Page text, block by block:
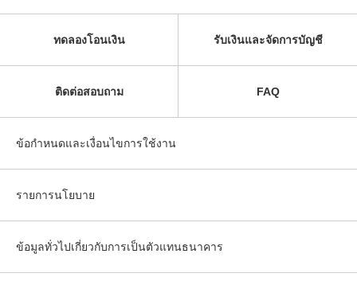
ทดลองโอนเงิน รับเงินและจัดการบัญชี
ติดต่อสอบถาม FAQ
ข้อกำหนดและเงื่อนไขการใช้งาน
รายการนโยบาย
ข้อมูลทั่วไปเกี่ยวกับการเป็นตัวแทนธนาคาร